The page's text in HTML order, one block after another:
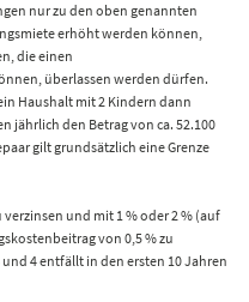
nur zu den oben genannten
erhöht werden können,
die einen
überlassen werden dürfen.
Haushalt mit 2 Kindern dann
jährlich den Betrag von ca. 52.100
gilt grundsätzlich eine Grenze
und mit 1 % oder 2 % (auf
von 0,5 % zu
4 entfällt in den ersten 10 Jahren